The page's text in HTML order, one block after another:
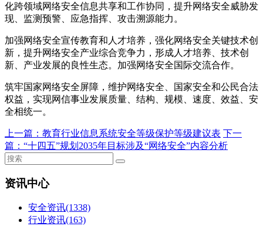
化跨领域网络安全信息共享和工作协同，提升网络安全威胁发
现、监测预警、应急指挥、攻击溯源能力。
加强网络安全宣传教育和人才培养，强化网络安全关键技术创
新，提升网络安全产业综合竞争力，形成人才培养、技术创
新、产业发展的良性生态。加强网络安全国际交流合作。
筑牢国家网络安全屏障，维护网络安全、国家安全和公民合法
权益，实现网信事业发展质量、结构、规模、速度、效益、安
全相统一。
上一篇： 教育行业信息系统安全等级保护等级建议表 下一
篇： “十四五”规划2035年目标涉及“网络安全”内容分析
资讯中心
安全资讯(1338)
行业资讯(163)